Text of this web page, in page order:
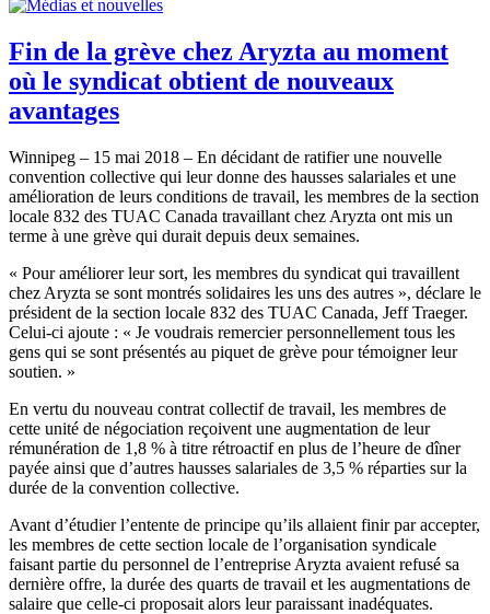
Fin de la grève chez Aryzta au moment
où le syndicat obtient de nouveaux
avantages
Winnipeg – 15 mai 2018 – En décidant de ratifier une nouvelle
convention collective qui leur donne des hausses salariales et une
amélioration de leurs conditions de travail, les membres de la section
locale 832 des TUAC Canada travaillant chez Aryzta ont mis un
terme à une grève qui durait depuis deux semaines.
« Pour améliorer leur sort, les membres du syndicat qui travaillent
chez Aryzta se sont montrés solidaires les uns des autres », déclare le
président de la section locale 832 des TUAC Canada, Jeff Traeger.
Celui-ci ajoute : « Je voudrais remercier personnellement tous les
gens qui se sont présentés au piquet de grève pour témoigner leur
soutien. »
En vertu du nouveau contrat collectif de travail, les membres de
cette unité de négociation reçoivent une augmentation de leur
rémunération de 1,8 % à titre rétroactif en plus de l’heure de dîner
payée ainsi que d’autres hausses salariales de 3,5 % réparties sur la
durée de la convention collective.
Avant d’étudier l’entente de principe qu’ils allaient finir par accepter,
les membres de cette section locale de l’organisation syndicale
faisant partie du personnel de l’entreprise Aryzta avaient refusé sa
dernière offre, la durée des quarts de travail et les augmentations de
salaire que celle-ci proposait alors leur paraissant inadéquates.